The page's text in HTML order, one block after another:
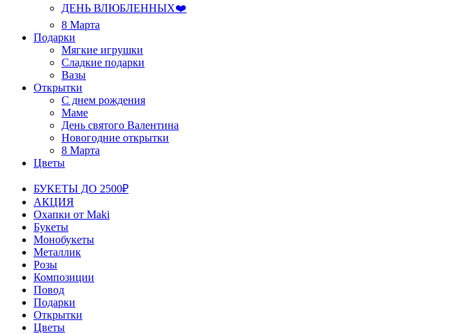
ДЕНЬ ВЛЮБЛЕННЫХ❤️
8 Марта
Подарки
Мягкие игрушки
Сладкие подарки
Вазы
Открытки
С днем рождения
Маме
День святого Валентина
Новогодние открытки
8 Марта
Цветы
БУКЕТЫ ДО 2500₽
АКЦИЯ
Охапки от Maki
Букеты
Монобукеты
Металлик
Розы
Композиции
Повод
Подарки
Открытки
Цветы